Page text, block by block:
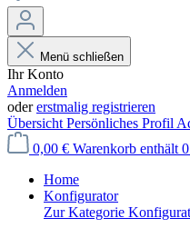
Menü schließen
Ihr Konto
Anmelden
odererstmalig registrieren
Übersicht Persönliches Profil
0,00 € Warenkorb enthält
Home
Konfigurator
Zur Kategorie